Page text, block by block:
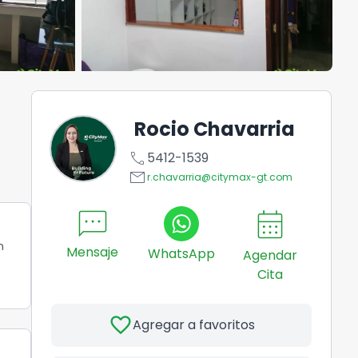
Rocio Chavarria
call 5412-1539
emailr.chavarria@citymax-gt.com
sms
Mensaje WhatsApp
calendar_month
Agendar
Cita
favoriteAgregar a favoritos